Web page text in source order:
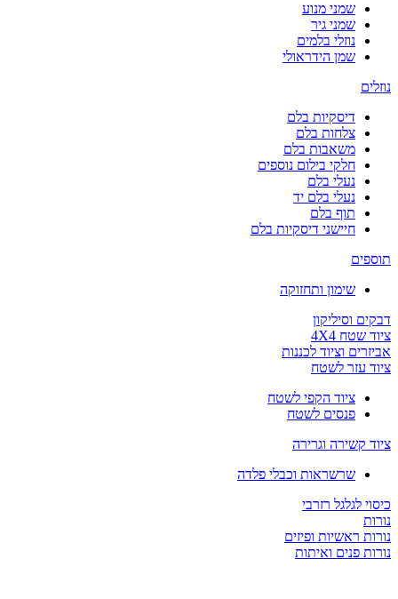
שמני מנוע
שמני גיר
נוזלי בלמים
שמן הידראולי
נוזלים
דיסקיות בלם
צלחות בלם
משאבות בלם
חלקי בילום נוספים
נעלי בלם
נעלי בלם יד
תוף בלם
חיישני דיסקיות בלם
תוספים
שימון ותחזוקה
דבקים וסיליקון
ציוד שטח 4X4
אביזרים וציוד לכננות
ציוד עזר לשטח
ציוד הקפי לשטח
פנסים לשטח
ציוד קשירה וגרירה
שרשראות וכבלי פלדה
כיסוי לגלגל רזרבי
נורות
נורות ראשיות ופיזים
נורות פנים ואיתות